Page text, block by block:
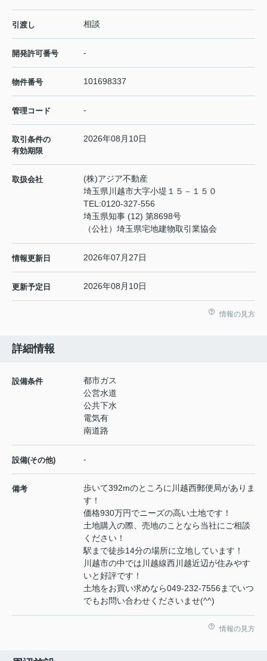
引渡し 相談
開発許可番号 -
物件番号 101698337
管理コード -
取引条件の
有効期限
2026年08月10日
取扱会社
(株)アジア不動産
埼玉県川越市大字小堤１５－１５０
TEL:0120-327-556
埼玉県知事 (12) 第8698号
（公社）埼玉県宅地建物取引業協会
情報更新日 2026年07月27日
更新予定日 2026年08月10日
情報の見方
詳細情報
設備条件
都市ガス
公営水道
公共下水
電気有
南道路
設備(その他) -
備考
歩いて392mのところに川越西郵便局がありま
す！
価格930万円でニーズの高い土地です！
土地購入の際、売地のことなら当社にご相談
ください！
駅まで徒歩14分の場所に立地しています！
川越市の中では川越線西川越近辺が住みやす
いと好評です！
土地をお買い求めなら049-232-7556までいつ
でもお問い合わせくださいませ(^^)
情報の見方